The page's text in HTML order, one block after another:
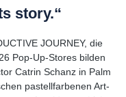
story.“
JOURNEY, die
Pop-Up-Stores bilden
Catrin Schanz in Palm
pastellfarbenen Art-